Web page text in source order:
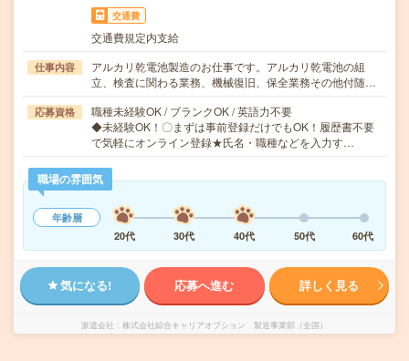
交通費
交通費規定内支給
仕事内容
アルカリ乾電池製造のお仕事です。アルカリ乾電池の組
立、検査に関わる業務、機械復旧、保全業務その他付随…
応募資格
職種未経験OK / ブランクOK / 英語力不要
◆未経験OK！〇まずは事前登録だけでもOK！履歴書不要
で気軽にオンライン登録★氏名・職種などを入力す…
職場の雰囲気
年齢層
20代
30代 40代 50代 60代
気になる! 応募へ進む 詳しく見る
派遣会社 株式会社綜合キャリアオプション 製造事業部（全国）